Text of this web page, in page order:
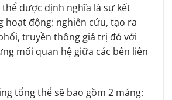
được định nghĩa là sự kết
hoạt động: nghiên cứu, tạo ra
truyền thông giá trị đó với
mối quan hệ giữa các bên liên
tổng thể sẽ bao gồm 2 mảng: